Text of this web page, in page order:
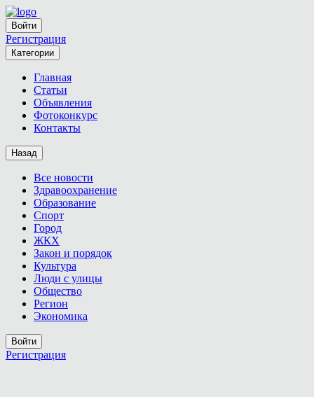
Войти
Регистрация
Категории
Главная
Статьи
Объявления
Фотоконкурс
Контакты
Назад
Все новости
Здравоохранение
Образование
Спорт
Город
ЖКХ
Закон и порядок
Культура
Люди с улицы
Общество
Регион
Экономика
Войти
Регистрация